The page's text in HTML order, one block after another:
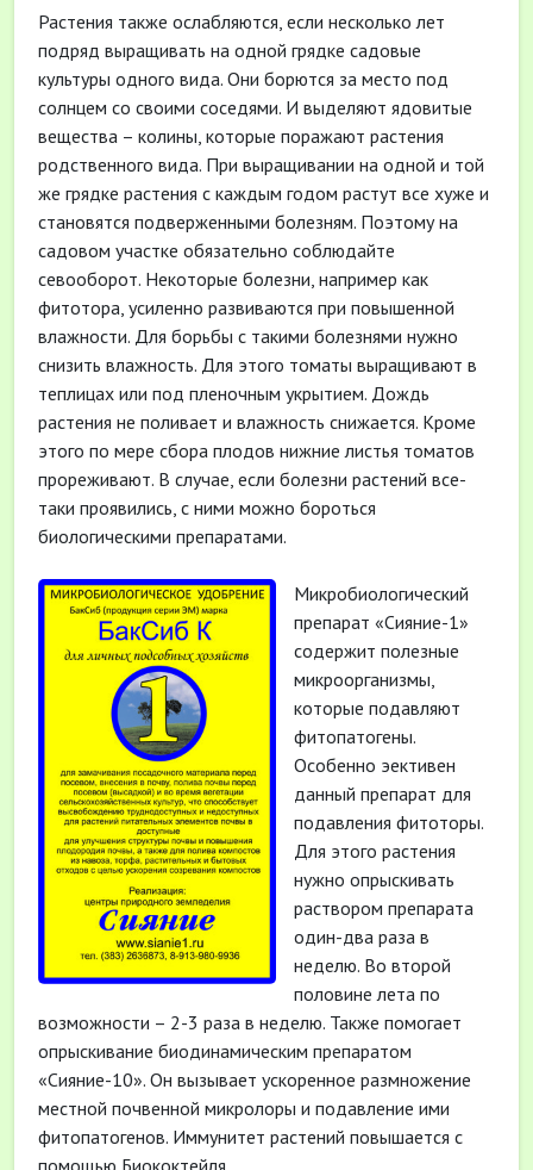
Растения также ослабляются, если несколько лет
подряд выращивать на одной грядке садовые
культуры одного вида. Они борются за место под
солнцем со своими соседями. И выделяют ядовитые
вещества – колины, которые поражают растения
родственного вида. При выращивании на одной и той
же грядке растения с каждым годом растут все хуже и
становятся подверженными болезням. Поэтому на
садовом участке обязательно соблюдайте
севооборот. Некоторые болезни, например как
фитотора, усиленно развиваются при повышенной
влажности. Для борьбы с такими болезнями нужно
снизить влажность. Для этого томаты выращивают в
теплицах или под пленочным укрытием. Дождь
растения не поливает и влажность снижается. Кроме
этого по мере сбора плодов нижние листья томатов
прореживают. В случае, если болезни растений все-
таки проявились, с ними можно бороться
биологическими препаратами.
Микробиологический
препарат «Сияние-1»
содержит полезные
микроорганизмы,
которые подавляют
фитопатогены.
Особенно эективен
данный препарат для
подавления фитоторы.
Для этого растения
нужно опрыскивать
раствором препарата
один-два раза в
неделю. Во второй
половине лета по
возможности – 2-3 раза в неделю. Также помогает
опрыскивание биодинамическим препаратом
«Сияние-10». Он вызывает ускоренное размножение
местной почвенной микролоры и подавление ими
фитопатогенов. Иммунитет растений повышается с
помощью Биококтейля.